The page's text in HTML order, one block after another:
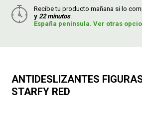
Recibe tu producto mañana si lo
y22 minutos.
España península. Ver otras
ANTIDESLIZANTES
STARFY RED
CATÁLOGOS